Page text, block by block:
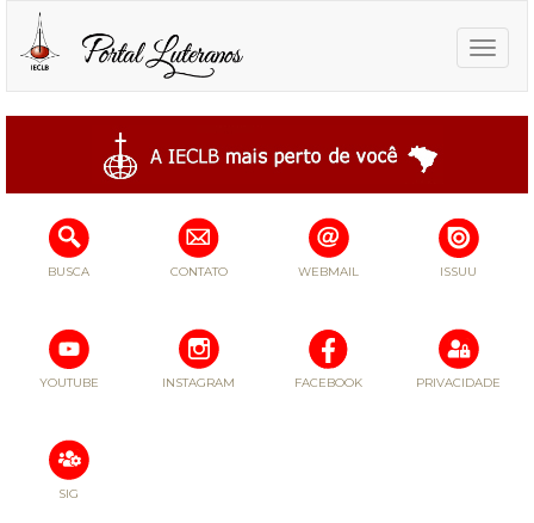
Toggle
BUSCA CONTATO WEBMAIL ISSUU
YOUTUBE INSTAGRAM FACEBOOK PRIVACIDADE
SIG